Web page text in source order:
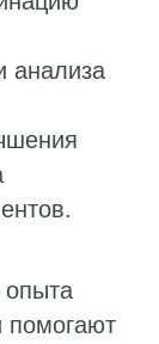
анализа
опыта
помогают